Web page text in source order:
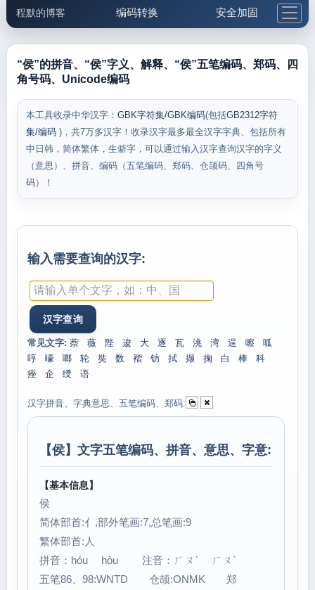
程默的博客 编码转换 安全加固
邮件工具 生活便民 更多工具
“侯”的拼音、“侯”字义、解释、“侯”五笔编码、郑码、四
角号码、Unicode编码
本工具收录中华汉字： GBK字符集/GBK编码(包括GB2312字符
集/编码 )，共7万多汉字！收录汉字最多最全汉字字典、包括所有
中日韩，简体繁体，生僻字，可以通过输入汉字查询汉字的字义
（意思）、拼音、编码（五笔编码、郑码、仓颉码、四角号
码）！
输入需要查询的汉字:
常见文字: 萘 薇 陛 逡 大 逐 瓦 洮 湾 逞 嚓
呱
哼
嚎 啷 轮 奘 数 褶 钫 拭 撷 掬 白 棒
科
痤
企 绶 语
汉字拼音、字典意思、五笔编码、郑码:
【侯】文字五笔编码、拼音、意思、字意:
【基本信息】
侯
简体部首:亻,部外笔画:7,总笔画:9
繁体部首:人
拼音：hóu hòu 注音：ㄏㄡˊ ㄏㄡˋ
五笔86、98:WNTD 仓颉:ONMK 郑